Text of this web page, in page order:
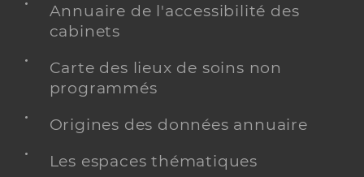
Annuaire de l'accessibilité des
cabinets
Carte des lieux de soins non
programmés
Origines des données annuaire
Les espaces thématiques